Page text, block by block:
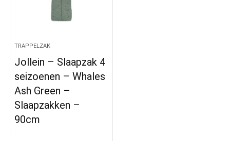
TRAPPELZAK
Jollein – Slaapzak 4
seizoenen – Whales
Ash Green –
Slaapzakken –
90cm